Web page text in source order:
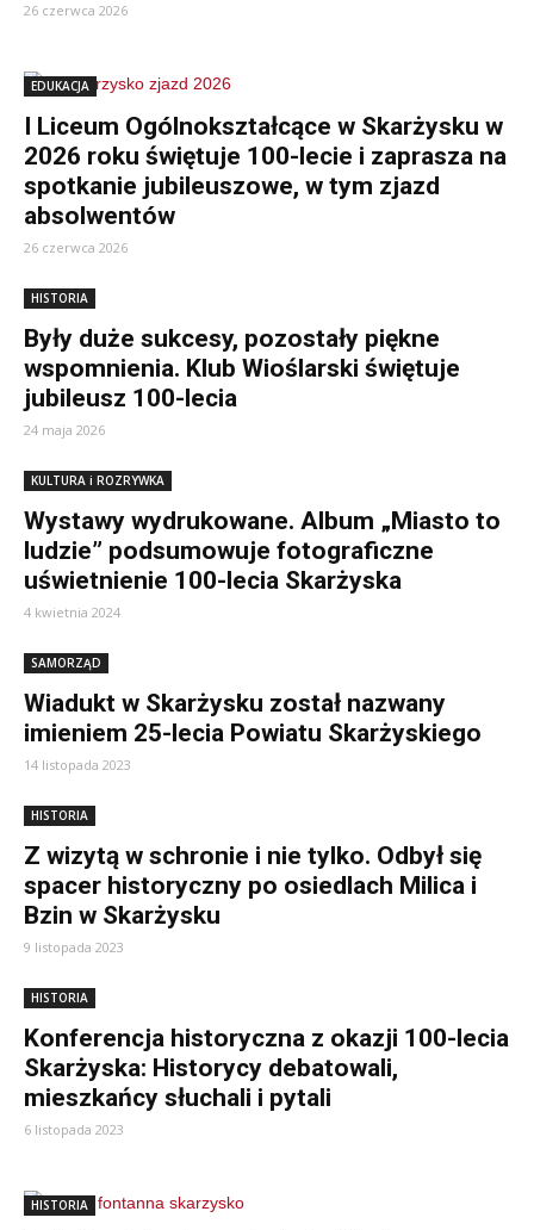
26 czerwca 2026
EDUKACJA
I Liceum Ogólnokształcące w Skarżysku w
2026 roku świętuje 100-lecie i zaprasza na
spotkanie jubileuszowe, w tym zjazd
absolwentów
26 czerwca 2026
HISTORIA
Były duże sukcesy, pozostały piękne
wspomnienia. Klub Wioślarski świętuje
jubileusz 100-lecia
24 maja 2026
KULTURA i ROZRYWKA
Wystawy wydrukowane. Album „Miasto to
ludzie” podsumowuje fotograficzne
uświetnienie 100-lecia Skarżyska
4 kwietnia 2024
SAMORZĄD
Wiadukt w Skarżysku został nazwany
imieniem 25-lecia Powiatu Skarżyskiego
14 listopada 2023
HISTORIA
Z wizytą w schronie i nie tylko. Odbył się
spacer historyczny po osiedlach Milica i
Bzin w Skarżysku
9 listopada 2023
HISTORIA
Konferencja historyczna z okazji 100-lecia
Skarżyska: Historycy debatowali,
mieszkańcy słuchali i pytali
6 listopada 2023
HISTORIA